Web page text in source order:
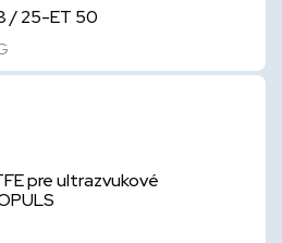
/ 25-ET 50
pre ultrazvukové